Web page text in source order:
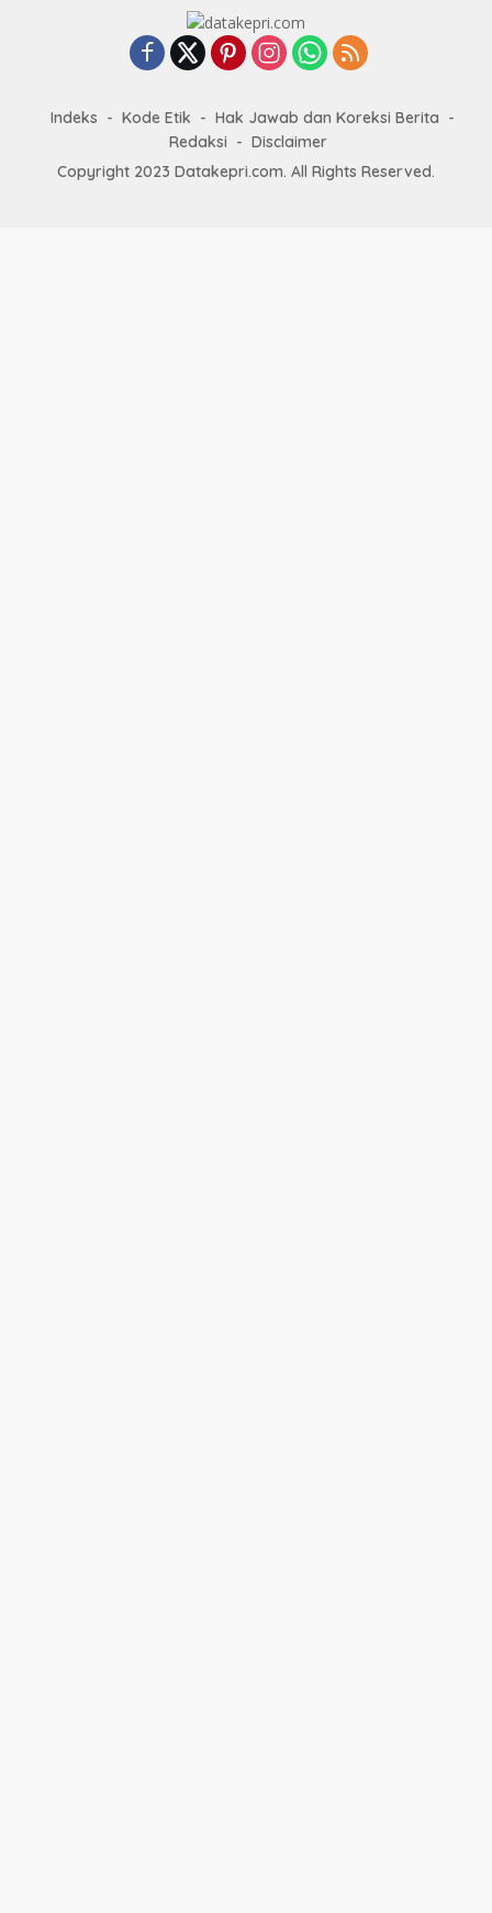
Indeks Kode Etik
Hak Jawab dan Koreksi Berita
Redaksi
Disclaimer
Copyright 2023 Datakepri.com. All Rights Reserved.